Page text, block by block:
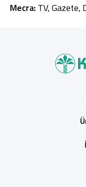
Mecra: TV, Gazete,